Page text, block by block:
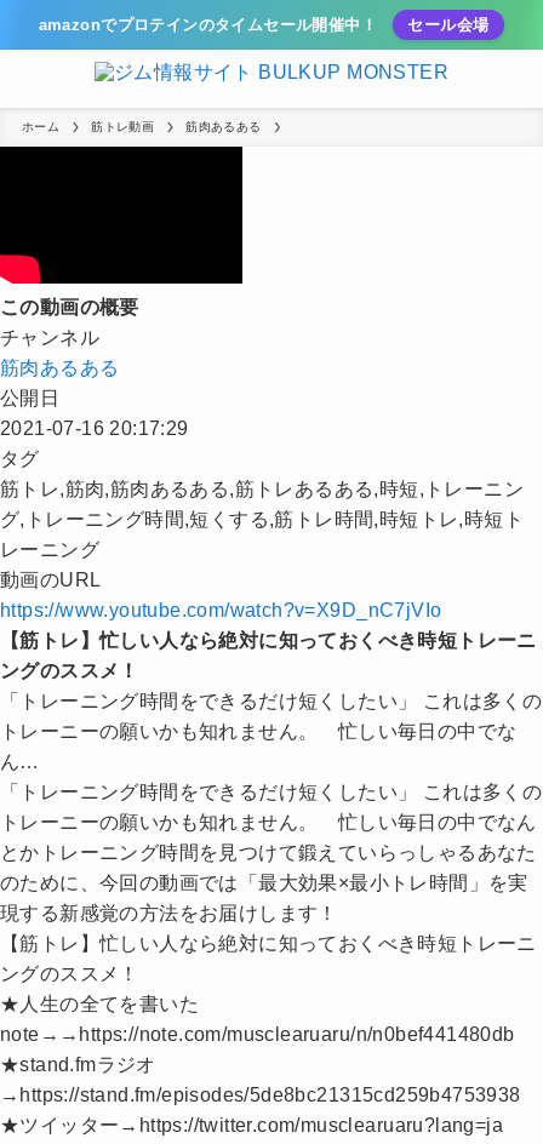
amazonでプロテインのタイムセール開催中！ セール会場
ホーム 筋トレ動画 筋肉あるある
この動画の概要
チャンネル
筋肉あるある
公開日
2021-07-16 20:17:29
タグ
筋トレ,筋肉,筋肉あるある,筋トレあるある,時短,トレーニン
グ,トレーニング時間,短くする,筋トレ時間,時短トレ,時短ト
レーニング
動画のURL
https://www.youtube.com/watch?v=X9D_nC7jVIo
【筋トレ】忙しい人なら絶対に知っておくべき時短トレーニ
ングのススメ！
「トレーニング時間をできるだけ短くしたい」 これは多くの
トレーニーの願いかも知れません。 忙しい毎日の中でな
ん…
「トレーニング時間をできるだけ短くしたい」 これは多くの
トレーニーの願いかも知れません。 忙しい毎日の中でなん
とかトレーニング時間を見つけて鍛えていらっしゃるあなた
のために、今回の動画では「最大効果×最小トレ時間」を実
現する新感覚の方法をお届けします！
【筋トレ】忙しい人なら絶対に知っておくべき時短トレーニ
ングのススメ！
★人生の全てを書いた
note→→https://note.com/musclearuaru/n/n0bef441480db
★stand.fmラジオ
→https://stand.fm/episodes/5de8bc21315cd259b4753938
★ツイッター→https://twitter.com/musclearuaru?lang=ja